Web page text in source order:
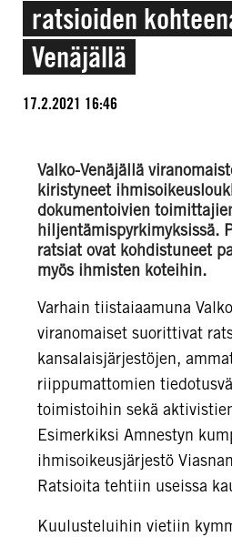
ratsioiden
Venäjällä
17.2.2021 16:46
Valko-Venäjällä
kiristyneet
dokumentoivien
hiljentämispyrkimyksissä.
ratsiat ovat kohdistuneet
myös ihmisten koteihin.
Varhain tiistaiaamuna
viranomaiset suorittivat
kansalaisjärjestöjen,
riippumattomien
toimistoihin sekä
Esimerkiksi Amnestyn
ihmisoikeusjärjestö
Ratsioita tehtiin useissa
Kuulusteluihin vietiin